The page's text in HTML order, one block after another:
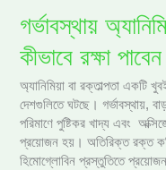
গর্ভাবস্থায়
কীভাবে রক্ষা পাবেন
অ্যানিমিয়া বা রক্তাল্পতা একটি
দেশগুলিতে ঘটছে। গর্ভাবস্থায়,
পরিমাণে পুষ্টিকর খাদ্য এবং
প্রয়োজন হয়। অতিরিক্ত রক্ত
হিমোগ্লোবিন প্রস্তুতিতে